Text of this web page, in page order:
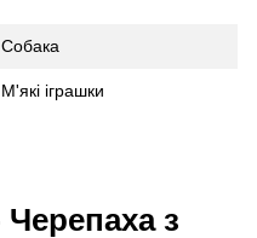
Собака
М'які іграшки
з